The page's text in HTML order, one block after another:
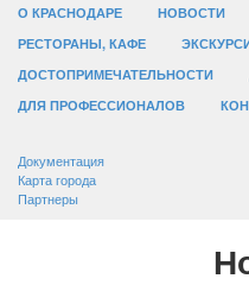
О КРАСНОДАРЕ НОВОСТИ
РЕСТОРАНЫ, КАФЕ
ДОСТОПРИМЕЧАТЕЛЬНОСТИ
ДЛЯ ПРОФЕССИОНАЛОВ
Документация
Карта города
Партнеры